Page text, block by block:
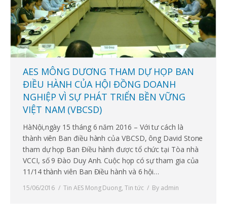
AES MÔNG DƯƠNG THAM DỰ HỌP BAN
ĐIỀU HÀNH CỦA HỘI ĐỒNG DOANH
NGHIỆP VÌ SỰ PHÁT TRIỂN BỀN VỮNG
VIỆT NAM (VBCSD)
HàNội,ngày 15 tháng 6 năm 2016 – Với tư cách là
thành viên Ban điều hành của VBCSD, ông David Stone
tham dự họp Ban Điều hành được tổ chức tại Tòa nhà
VCCI, số 9 Đào Duy Anh. Cuộc họp có sự tham gia của
11/14 thành viên Ban Điều hành và 6 hội…
15/06/2016 Tin AES Mong Duong, Tin tức By admin